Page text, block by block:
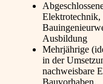
Elektrotechnik,
Ausbildung
Mehrjährige
in der
nachweisbare